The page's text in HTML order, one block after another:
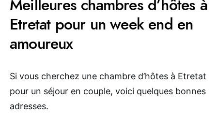
Meilleures chambres d’hôtes à
Etretat pour un week end en
amoureux
Si vous cherchez une chambre d’hôtes à Etretat
pour un séjour en couple, voici quelques bonnes
adresses.